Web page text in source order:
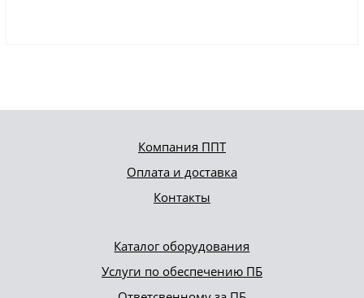
Компания ППТ
Оплата и доставка
Контакты
Каталог оборудования
Услуги по обеспечению ПБ